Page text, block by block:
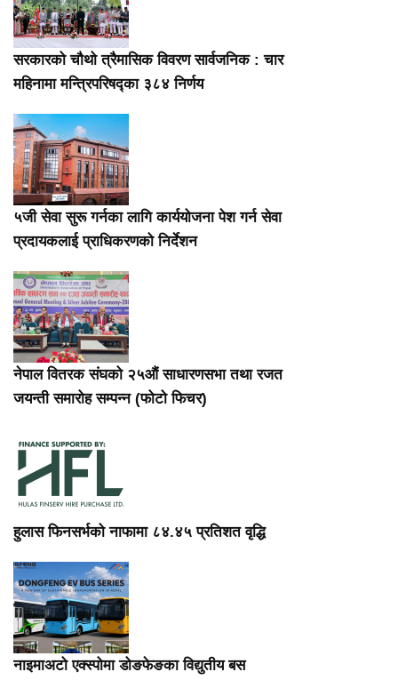
सरकारको चौथो त्रैमासिक विवरण सार्वजनिक : चार
महिनामा मन्त्रिपरिषद्का ३८४ निर्णय
५जी सेवा सुरू गर्नका लागि कार्ययोजना पेश गर्न सेवा
प्रदायकलाई प्राधिकरणको निर्देशन
नेपाल वितरक संघको २५औं साधारणसभा तथा रजत
जयन्ती समारोह सम्पन्न (फोटो फिचर)
हुलास फिनसर्भको नाफामा ८४.४५ प्रतिशत वृद्धि
नाइमाअटो एक्स्पोमा डोङफेङका विद्युतीय बस